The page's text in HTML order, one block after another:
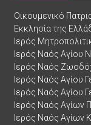
Οικουμενικό
Εκκλησία της
Ιερός
Ιερός Ναός Αγίου
Ιερός Ναός
Ιερός Ναός Αγίου
Ιερός Ναός Αγίου
Ιερός Ναός Αγίων
Ιερός Ναός Αγίων